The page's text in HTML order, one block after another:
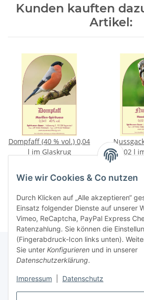
Wie wir Cookies & Co nutzen
Durch Klicken auf „Alle akzeptieren“
Einsatz folgender Dienste auf unserer
Vimeo, ReCaptcha, PayPal Express
Ratenzahlung. Sie können die
(Fingerabdruck-Icon links unten).
Sie unter Konfigurieren und in unserer
Datenschutzerklärung.
Impressum Datenschutz
Kunden kauften
Artikel:
Dompfaff (40 % vol.) 0,04
l im Glaskrug
42,50 € pro 1 l
0,02 l
70,00
Gesetzliche Informationen